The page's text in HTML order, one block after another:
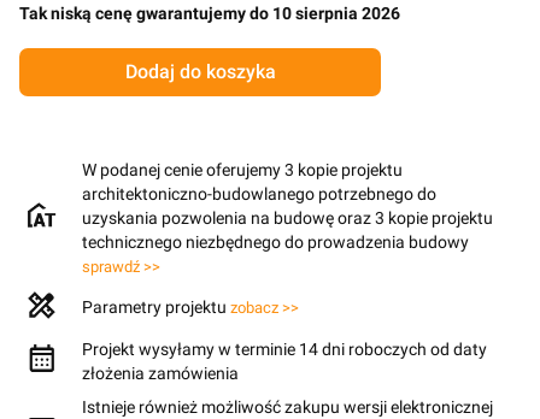
Tak niską cenę gwarantujemy do 10 sierpnia 2026
Dodaj do koszyka
W podanej cenie oferujemy 3 kopie projektu
architektoniczno-budowlanego potrzebnego do
uzyskania pozwolenia na budowę oraz 3 kopie projektu
technicznego niezbędnego do prowadzenia budowy
sprawdź >>
Parametry projektu zobacz >>
Projekt wysyłamy w terminie 14 dni roboczych od daty
złożenia zamówienia
Istnieje również możliwość zakupu wersji elektronicznej